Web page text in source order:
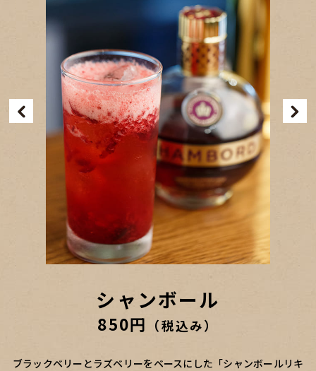
Barのレモンサワー
800円 （税込み）
レモンとライムを3：1の割合で合わせたこだわりのフルーツカク
ホワイトネグローニ
850円 （税込み）
ホワイトネグローニとは、その名の通り白いネグローニ。ハーブ
シャンボール
850円 （税込み）
ブラックベリーとラズベリーをベースにした「シャンボールリキ